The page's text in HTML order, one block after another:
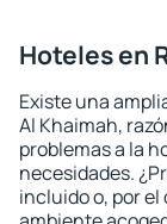
Hoteles en
Existe una
Al Khaimah,
problemas a la
necesidades.
incluido o, por